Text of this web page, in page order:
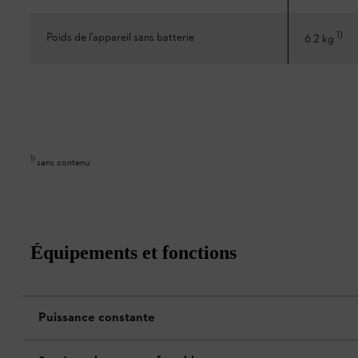
Poids de l’appareil sans batterie 6.2 kg 1)
1) sans contenu
Équipements et fonctions
Puissance constante